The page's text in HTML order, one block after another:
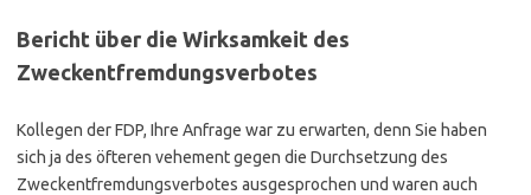
Bericht über die Wirksamkeit des
Zweckentfremdungsverbotes
Kollegen der FDP, Ihre Anfrage war zu erwarten, denn Sie haben
sich ja des öfteren vehement gegen die Durchsetzung des
Zweckentfremdungsverbotes ausgesprochen und waren auch